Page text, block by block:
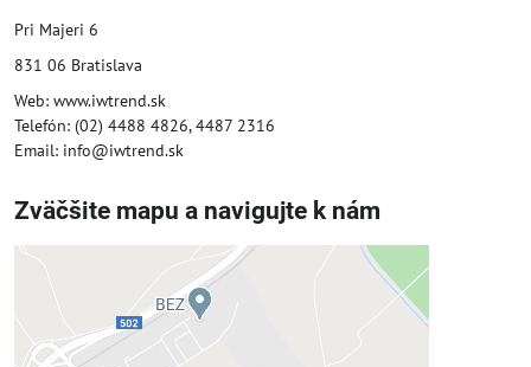
Pri Majeri 6
831 06 Bratislava
Web: www.iwtrend.sk
Telefón: (02) 4488 4826, 4487 2316
Email: info@iwtrend.sk
Zväčšite mapu a navigujte k nám
Externý obsah je blokovaný